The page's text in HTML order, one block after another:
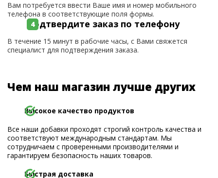
Вам потребуется ввести Ваше имя и номер мобильного
телефона в соответствующие поля формы.
Подтвердите заказ по телефону
В течение 15 минут в рабочие часы, с Вами свяжется
специалист для подтверждения заказа.
Чем наш магазин лучше других
Высокое качество продуктов
Все наши добавки проходят строгий контроль качества и
соответствуют международным стандартам. Мы
сотрудничаем с проверенными производителями и
гарантируем безопасность наших товаров.
Быстрая доставка